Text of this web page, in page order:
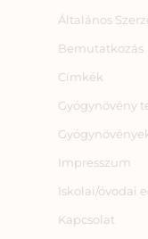
Általános
Bemutatkozás
Címkék
Gyógynövény
Impresszum
Iskolai/óvodai
Kapcsolat